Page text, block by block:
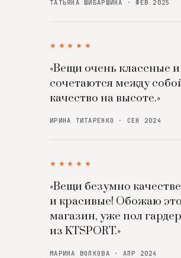
ТАТЬЯНА ШИБАРШИНА · ФЕВ 2025
★★★★★
«Вещи очень классные и
сочетаются между
качество на высоте.»
ИРИНА ТИТАРЕНКО · СЕН 2024
★★★★★
«Вещи безумно
и красивые! Обожаю
магазин, уже пол
из KTSPORT.»
МАРИНА ВОЛКОВА · АПР 2024